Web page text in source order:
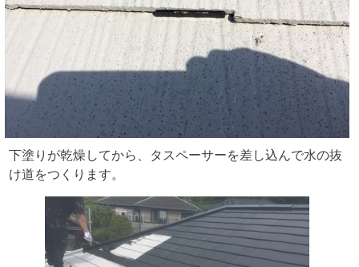
下塗りが乾燥してから、タスペーサーを差し込んで水の抜
け道をつくります。